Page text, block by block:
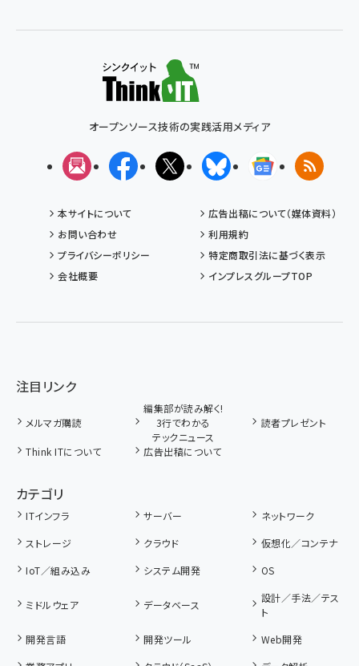
オープンソース技術の実践活用メディア
メルマガFacebookX(エックス)BlueskyGoogleニュ
RSS
本サイトについて
広告出稿について（媒体資料）
お問い合わせ
利用規約
プライバシーポリシー
特定商取引法に基づく表示
会社概要
インプレスグループTOP
注目リンク
メルマガ購読
編集部が読み解く!
3行でわかる
テックニュース
読者プレゼント
Think ITについて 広告出稿について
カテゴリ
ITインフラ サーバー
ネットワーク
ストレージ
クラウド
仮想化／コンテナ
IoT／組み込み
システム開発 OS
ミドルウェア データベース
設計／手法／テス
ト
開発言語
開発ツール
Web開発